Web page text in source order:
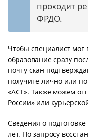
проходит
ФРДО.
Чтобы специалист мог
образование сразу
почту скан
получите лично или
«АСТ». Также можем
России» или
Сведения о
лет. По запросу